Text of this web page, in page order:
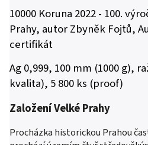
10000 Koruna 2022 - 100.
Prahy, autor Zbyněk Fojtů,
certifikát
Ag 0,999, 100 mm (1000 g),
kvalita), 5 800 ks (proof)
Založení Velké Prahy
Procházka historickou Prahou